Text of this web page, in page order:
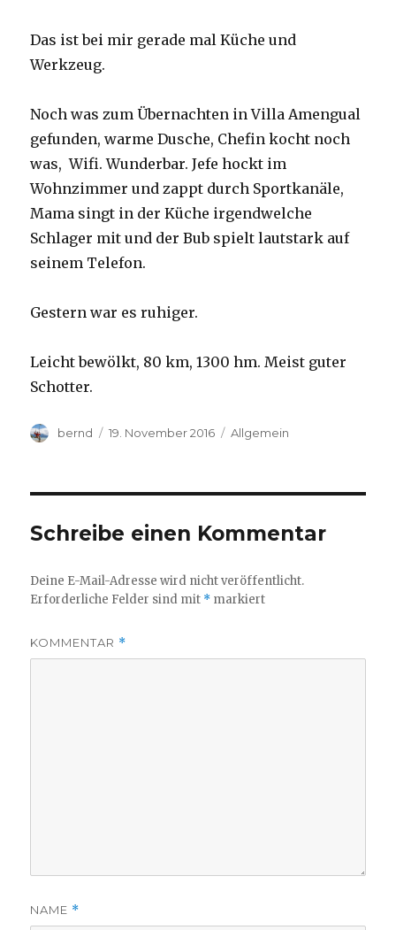
Das ist bei mir gerade mal Küche und
Werkzeug.
Noch was zum Übernachten in Villa Amengual
gefunden, warme Dusche, Chefin kocht noch
was, Wifi. Wunderbar. Jefe hockt im
Wohnzimmer und zappt durch Sportkanäle,
Mama singt in der Küche irgendwelche
Schlager mit und der Bub spielt lautstark auf
seinem Telefon.
Gestern war es ruhiger.
Leicht bewölkt, 80 km, 1300 hm. Meist guter
Schotter.
Autor
bernd
Veröffentlicht
19. November 2016 Kategorien
Allgemein
Schreibe einen Kommentar
Deine E-Mail-Adresse wird nicht veröffentlicht.
Erforderliche Felder sind mit * markiert
KOMMENTAR *
NAME *